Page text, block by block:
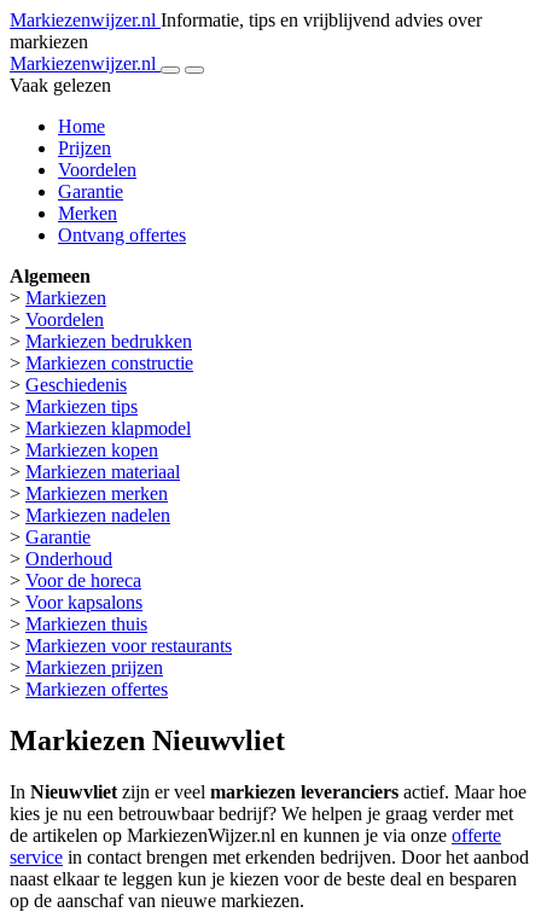
Markiezenwijzer.nl Informatie, tips en vrijblijvend advies over
markiezen
Markiezenwijzer.nl
Vaak gelezen
Home
Prijzen
Voordelen
Garantie
Merken
Ontvang offertes
Algemeen
> Markiezen
> Voordelen
> Markiezen bedrukken
> Markiezen constructie
> Geschiedenis
> Markiezen tips
> Markiezen klapmodel
> Markiezen kopen
> Markiezen materiaal
> Markiezen merken
> Markiezen nadelen
> Garantie
> Onderhoud
> Voor de horeca
> Voor kapsalons
> Markiezen thuis
> Markiezen voor restaurants
> Markiezen prijzen
> Markiezen offertes
Markiezen Nieuwvliet
In Nieuwvliet zijn er veel markiezen leveranciers actief. Maar hoe
kies je nu een betrouwbaar bedrijf? We helpen je graag verder met
de artikelen op MarkiezenWijzer.nl en kunnen je via onze offerte
service in contact brengen met erkenden bedrijven. Door het aanbod
naast elkaar te leggen kun je kiezen voor de beste deal en besparen
op de aanschaf van nieuwe markiezen.